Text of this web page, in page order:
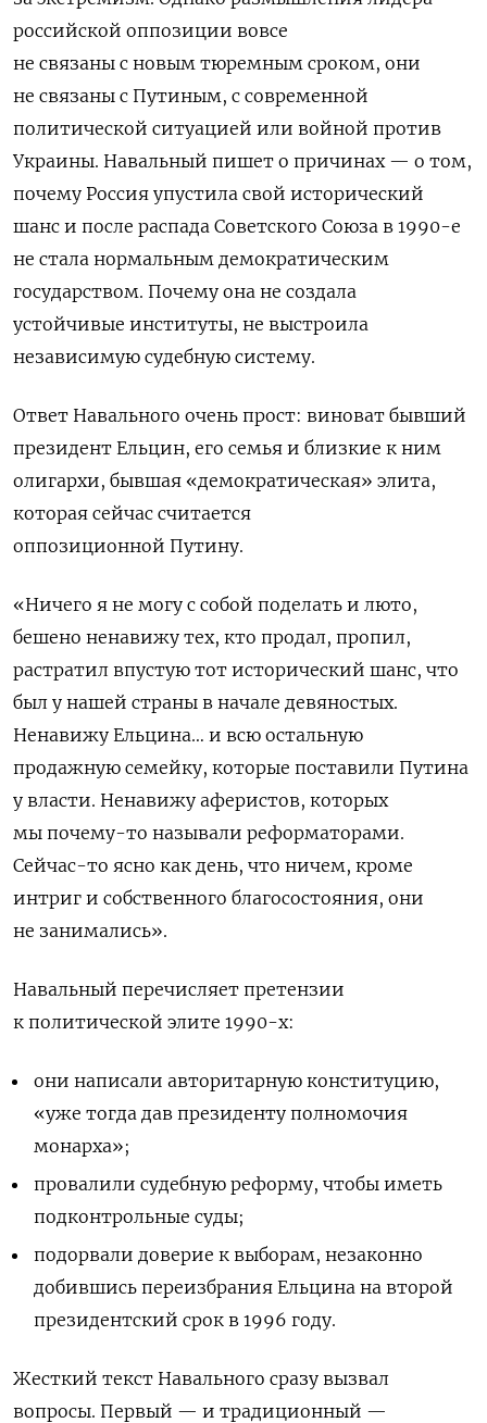
российской оппозиции вовсе
не связаны с новым тюремным сроком, они
не связаны с Путиным, с современной
политической ситуацией или войной против
Украины. Навальный пишет о причинах — о том,
почему Россия упустила свой исторический
шанс и после распада Советского Союза в 1990-е
не стала нормальным демократическим
государством. Почему она не создала
устойчивые институты, не выстроила
независимую судебную систему.
Ответ Навального очень прост: виноват бывший
президент Ельцин, его семья и близкие к ним
олигархи, бывшая «демократическая» элита,
которая сейчас считается
оппозиционной Путину.
«Ничего я не могу с собой поделать и люто,
бешено ненавижу тех, кто продал, пропил,
растратил впустую тот исторический шанс, что
был у нашей страны в начале девяностых.
Ненавижу Ельцина… и всю остальную
продажную семейку, которые поставили Путина
у власти. Ненавижу аферистов, которых
мы почему-то называли реформаторами.
Сейчас-то ясно как день, что ничем, кроме
интриг и собственного благосостояния, они
не занимались».
Навальный перечисляет претензии
к политической элите 1990-х:
они написали авторитарную конституцию,
«уже тогда дав президенту полномочия
монарха»;
провалили судебную реформу, чтобы иметь
подконтрольные суды;
подорвали доверие к выборам, незаконно
добившись переизбрания Ельцина на второй
президентский срок в 1996 году.
Жесткий текст Навального сразу вызвал
вопросы. Первый — и традиционный —